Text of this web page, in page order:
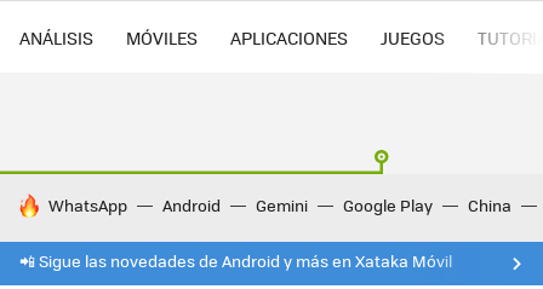
ANÁLISIS MÓVILES APLICACIONES JUEGOS
HOY SE HABLA DE
WhatsApp Android Gemini Google Play China
📲 Sigue las novedades de Android y más en Xataka Móvil